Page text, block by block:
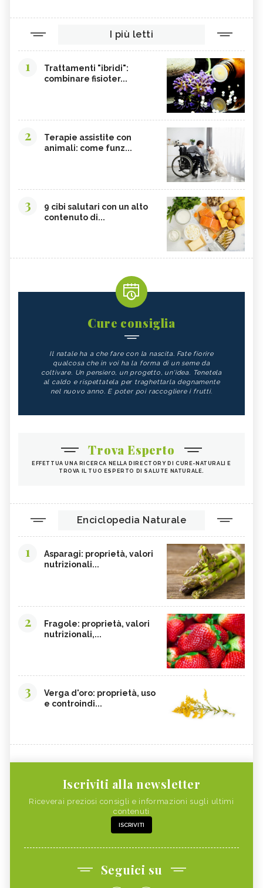
I più letti
1
Trattamenti "ibridi":
combinare fisioter...
2
Terapie assistite con
animali: come funz...
3
9 cibi salutari con un alto
contenuto di...
Cure consiglia
Il natale ha a che fare con la nascita. Fate fiorire
qualcosa che in voi ha la forma di un seme da
coltivare. Un pensiero, un progetto, un'idea. Tenetela
al caldo e rispettatela per traghettarla degnamente
nel nuovo anno. E poter poi raccogliere i frutti.
Trova Esperto
EFFETTUA UNA RICERCA NELLA DIRECTORY DI CURE-NATURALI E
TROVA IL TUO ESPERTO DI SALUTE NATURALE.
Enciclopedia Naturale
1
Asparagi: proprietà, valori
nutrizionali...
2
Fragole: proprietà, valori
nutrizionali,...
3
Verga d'oro: proprietà, uso
e controindi...
Iscriviti alla newsletter
Riceverai preziosi consigli e informazioni sugli ultimi
contenuti
ISCRIVITI
Seguici su